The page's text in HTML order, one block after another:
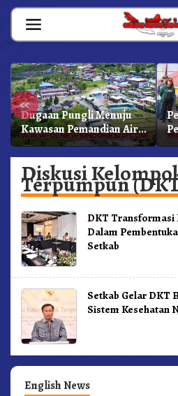
Skip
content
«
Dugaan Pungli Menuju
Kawasan Pemandian Air
Panas Semangat Gunung
– Doulu Foto Dan
Videokan!
Diskusi
Terpumpun
DKT Transformasi
Dalam
Setkab
Setkab Gelar DKT
Sistem Kesehatan
English News